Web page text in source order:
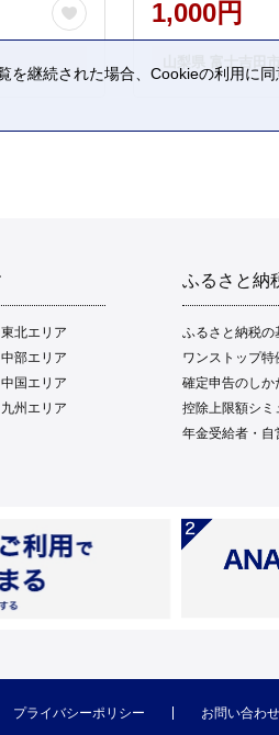
1,000円
東北エリア
中部エリア
中国エリア
九州エリア
ふるさと納
ふるさと納税の
ワンストップ特
確定申告のしか
控除上限額シミ
年金受給者・自
プライバシーポリシー お問い合わせ
継続された場合、Cookieの利用に同